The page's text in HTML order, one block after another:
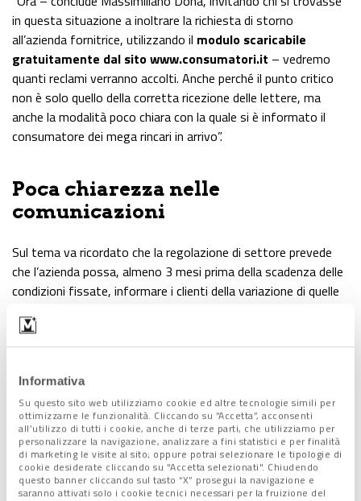
Informativa
Su questo sito web utilizziamo cookie ed altre tecnologie simili per
ottimizzarne le funzionalità. Cliccando su “Accetta”, acconsenti
all’utilizzo di tutti i cookie, anche di terze parti, che utilizziamo per
personalizzare la navigazione, analizzare a fini statistici e per finalità
di marketing le visite al sito; oppure potrai selezionare le tipologie di
cookie desiderate cliccando su "Accetta selezionati". Chiudendo
questo banner cliccando sul tasto “X” prosegui la navigazione e
saranno attivati solo i cookie tecnici necessari per la fruizione del
in questa situazione a inoltrare la richiesta di storno
all’azienda fornitrice, utilizzando il modulo scaricabile
gratuitamente dal sito www.consumatori.it – vedremo
quanti reclami verranno accolti. Anche perché il punto critico
non è solo quello della corretta ricezione delle lettere, ma
anche la modalità poco chiara con la quale si è informato il
consumatore dei mega rincari in arrivo”.
Poca chiarezza nelle
comunicazioni
Sul tema va ricordato che la regolazione di settore prevede
che l’azienda possa, almeno 3 mesi prima della scadenza delle
condizioni fissate, informare i clienti della variazione di quelle
A questo punto, se il consumatore non si attiva, le nuove
condizioni vengono automaticamente accettate con il
Da inizio anno, l’Unc ha raccolto però centinaia di segnalazioni
dipoca chiarezza in questa comunicazione obbligatoria,
che in alcuni casi sarebbe stata inviata con modalità non
adeguate ad assicurare la prova della ricezione da parte del
cliente o persino, nel caso di invio per e-mail, costruita in
modo tale che finisse in spam.